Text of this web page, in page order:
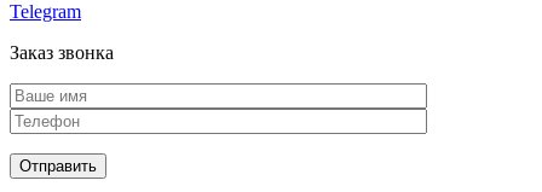
Telegram
Заказ звонка